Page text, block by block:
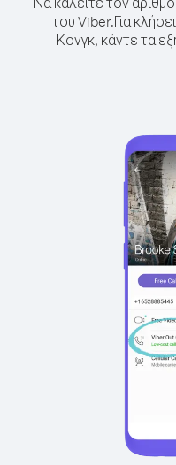
του Viber.Για
Κονγκ, κάντε τα